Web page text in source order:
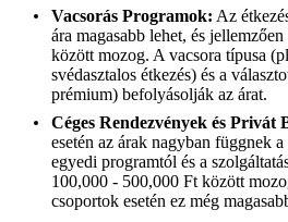
Vacsorás Programok: Az
ára magasabb lehet, és
között mozog. A vacsora típusa
svédasztalos étkezés) és a
prémium) befolyásolják az árat.
Céges Rendezvények és Privát
esetén az árak nagyban függnek
egyedi programtól és a
100,000 - 500,000 Ft között
csoportok esetén ez még